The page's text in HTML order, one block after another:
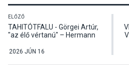
ELŐZŐ
TAHITÓTFALU - Görgei Artúr,
"az élő vértanú" – Hermann
Tahitótfaluban
2026 JÚN 16